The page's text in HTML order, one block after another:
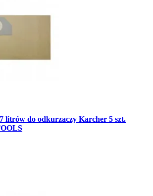
litrów do odkurzaczy Karcher 5 szt.